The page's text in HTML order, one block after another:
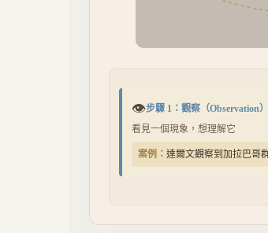
👁步驟 1 ： 觀察 （Observation）
看見一個現象，想理解它
案例： 達爾文觀察到加拉巴哥